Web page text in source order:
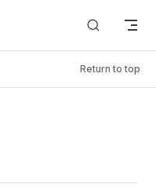
Return to top